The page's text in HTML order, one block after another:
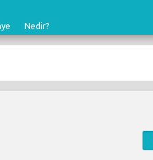
Nedir?